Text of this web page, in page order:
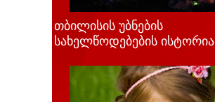
თბილისის უბნების
სახელწოდებების ისტორია